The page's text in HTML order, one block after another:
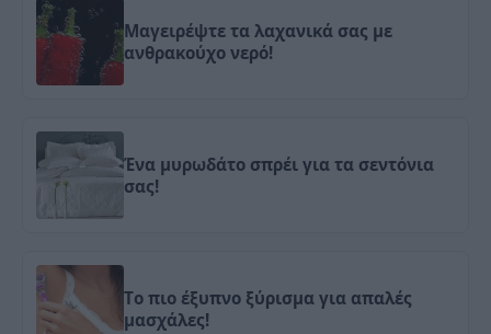
Μαγειρέψτε τα λαχανικά σας με
ανθρακούχο νερό!
Ένα μυρωδάτο σπρέι για τα σεντόνια
σας!
Tο πιο έξυπνο ξύρισμα για απαλές
μασχάλες!